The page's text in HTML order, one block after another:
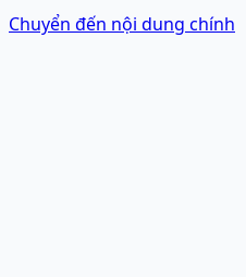
Chuyển đến nội dung chính